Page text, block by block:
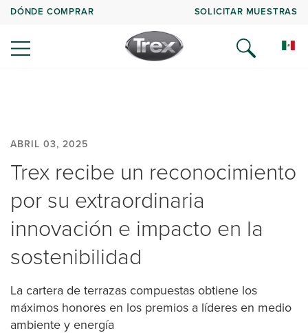
DÓNDE COMPRAR SOLICITAR MUESTRAS
ABRIL 03, 2025
Trex recibe un reconocimiento
por su extraordinaria
innovación e impacto en la
sostenibilidad
La cartera de terrazas compuestas obtiene los
máximos honores en los premios a líderes en medio
ambiente y energía